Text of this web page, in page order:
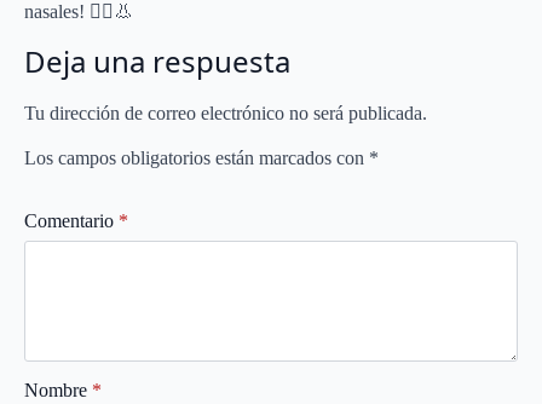
nasales! 🦸‍♂️👃
Deja una respuesta
Tu dirección de correo electrónico no será publicada.
Los campos obligatorios están marcados con *
Comentario *
Nombre *